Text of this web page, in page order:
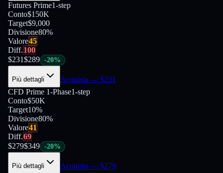
Futures Prime1-step
Conto$150K
Target$9,000
Divisione80%
Valore45
Diff.100
$231$289 -20%
Più dettagli Acquista — $231
CFD Prime 1-Phase1-step
Conto$50K
Target10%
Divisione80%
Valore41
Diff.69
$279$349 -20%
Più dettagli Acquista — $279